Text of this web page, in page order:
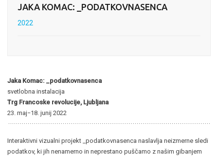
JAKA KOMAC: _PODATKOVNASENCA
2022
Jaka Komac: _podatkovnasenca
svetlobna instalacija
Trg Francoske revolucije, Ljubljana
23. maj−18. junij 2022
Interaktivni vizualni projekt _podatkovnasenca naslavlja neizmerne sledi
podatkov, ki jih nenamerno in neprestano puščamo z našim gibanjem